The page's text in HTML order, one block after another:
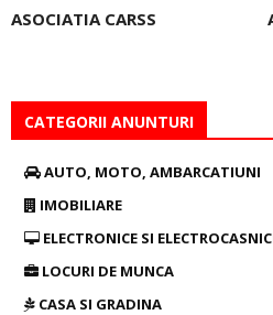
ASOCIATIA CARSS
CATEGORII ANUNTURI
AUTO, MOTO, AMBARCATIUNI
IMOBILIARE
ELECTRONICE SI
LOCURI DE MUNCA
CASA SI GRADINA